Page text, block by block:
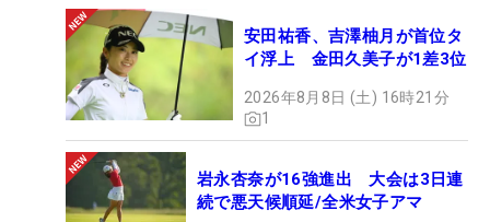
安田祐香、吉澤柚月が首位タ
イ浮上 金田久美子が1差3位
2026年8月8日 (土) 16時21分
1
岩永杏奈が16強進出 大会は3日連
続で悪天候順延/全米女子アマ